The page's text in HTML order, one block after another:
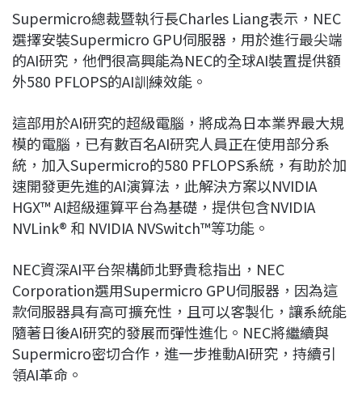
Supermicro總裁暨執行長Charles Liang表示，NEC
選擇安裝Supermicro GPU伺服器，用於進行最尖端
的AI研究，他們很高興能為NEC的全球AI裝置提供額
外580 PFLOPS的AI訓練效能。
這部用於AI研究的超級電腦，將成為日本業界最大規
模的電腦，已有數百名AI研究人員正在使用部分系
統，加入Supermicro的580 PFLOPS系統，有助於加
速開發更先進的AI演算法，此解決方案以NVIDIA
HGX™ AI超級運算平台為基礎，提供包含NVIDIA
NVLink® 和 NVIDIA NVSwitch™等功能。
NEC資深AI平台架構師北野貴稔指出，NEC
Corporation選用Supermicro GPU伺服器，因為這
款伺服器具有高可擴充性，且可以客製化，讓系統能
隨著日後AI研究的發展而彈性進化。NEC將繼續與
Supermicro密切合作，進一步推動AI研究，持續引
領AI革命。